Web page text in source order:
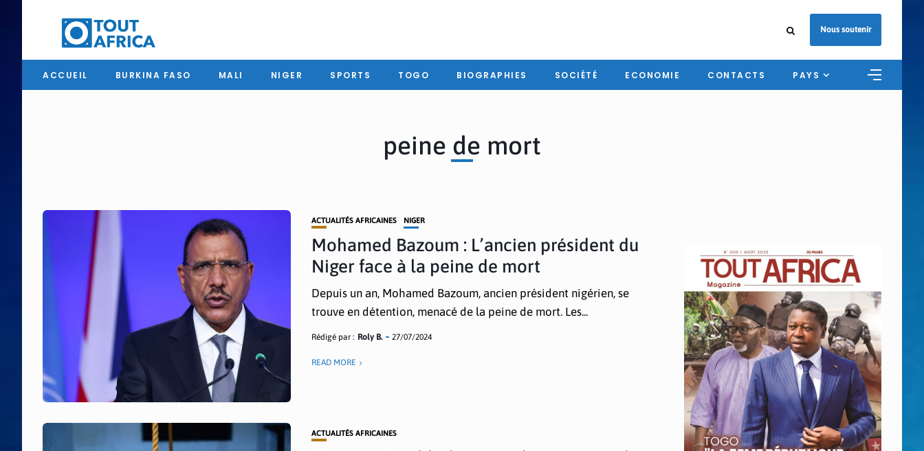
Nous soutenir
ACCUEIL BURKINA FASO MALI NIGER SPORTS TOGO BIOGRAPHIES SOCIÉTÉ ECONOMIE CONTACTS PAYS
peine de mort
ACTUALITÉS AFRICAINES NIGER
Mohamed Bazoum : L’ancien président du
Niger face à la peine de mort
Depuis un an, Mohamed Bazoum, ancien président nigérien, se
trouve en détention, menacé de la peine de mort. Les...
Rédigé par : Roly B. 27/07/2024
READ MORE
ACTUALITÉS AFRICAINES